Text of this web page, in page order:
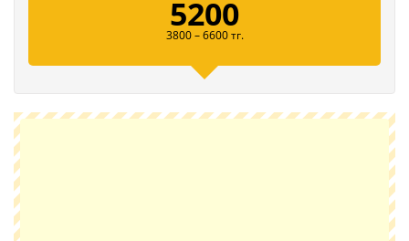
5200
3800 – 6600 тг.